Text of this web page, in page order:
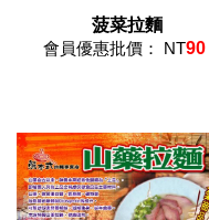
菠菜拉麵
會員優惠批價： NT90